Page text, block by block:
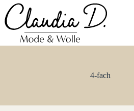
Zum
Inhalt
springen
4-fach